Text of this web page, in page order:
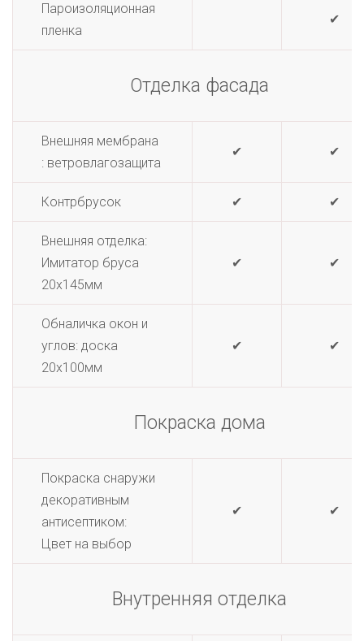
Пароизоляционная
пленка
✔
Отделка фасада
Внешняя мембрана
: ветровлагозащита
✔ ✔
Контрбрусок ✔ ✔
Внешняя отделка:
Имитатор бруса
20х145мм
✔ ✔
Обналичка окон и
углов: доска
20х100мм
✔ ✔
Покраска дома
Покраска снаружи
декоративным
антисептиком:
Цвет на выбор
✔ ✔
Внутренняя отделка